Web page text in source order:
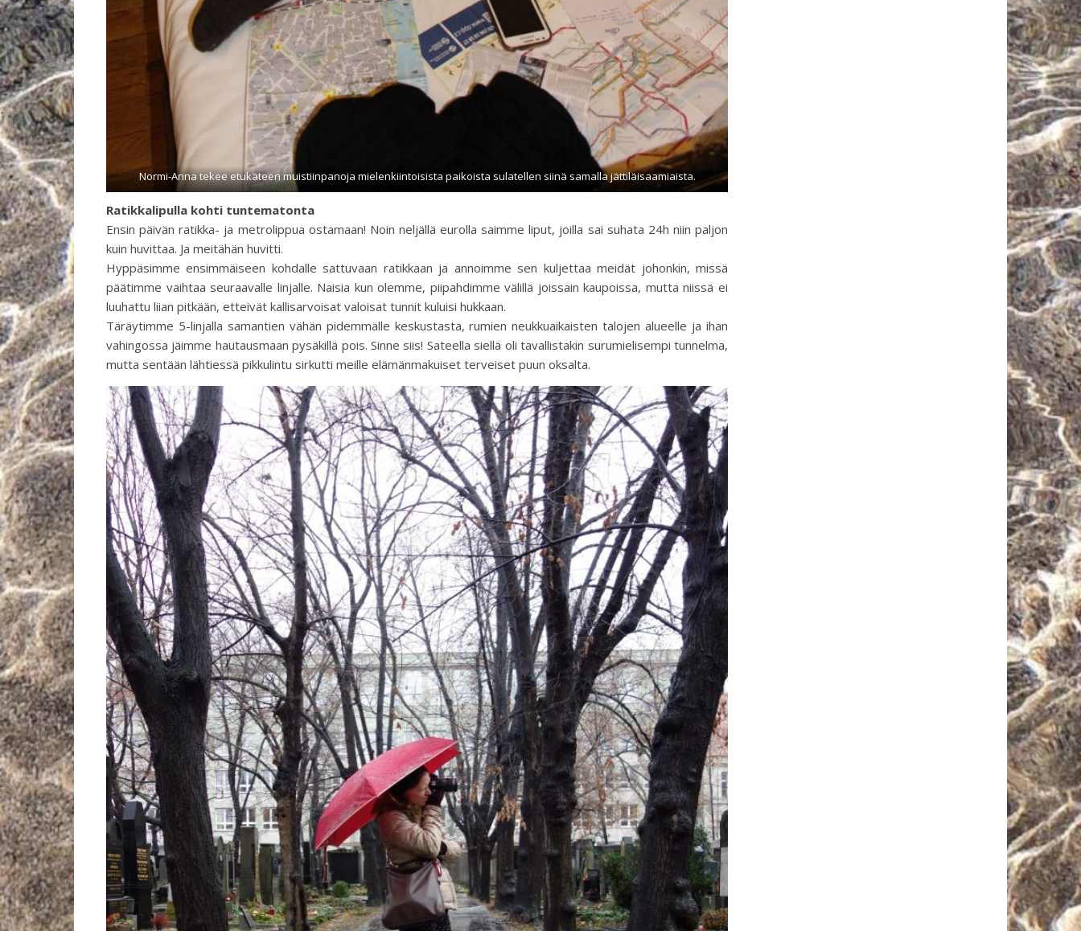
Normi-Anna tekee etukäteen muistiinpanoja mielenkiintoisista paikoista sulatellen siinä samalla jättiläisaamiaista.
Ratikkalipulla kohti tuntematonta
Ensin päivän ratikka- ja metrolippua ostamaan! Noin neljällä eurolla saimme liput, joilla sai suhata 24h niin paljon
kuin huvittaa. Ja meitähän huvitti.
Hyppäsimme ensimmäiseen kohdalle sattuvaan ratikkaan ja annoimme sen kuljettaa meidät johonkin, missä
päätimme vaihtaa seuraavalle linjalle. Naisia kun olemme, piipahdimme välillä joissain kaupoissa, mutta niissä ei
luuhattu liian pitkään, etteivät kallisarvoisat valoisat tunnit kuluisi hukkaan.
Täräytimme 5-linjalla samantien vähän pidemmälle keskustasta, rumien neukkuaikaisten talojen alueelle ja ihan
vahingossa jäimme hautausmaan pysäkillä pois. Sinne siis! Sateella siellä oli tavallistakin surumielisempi tunnelma,
mutta sentään lähtiessä pikkulintu sirkutti meille elämänmakuiset terveiset puun oksalta.